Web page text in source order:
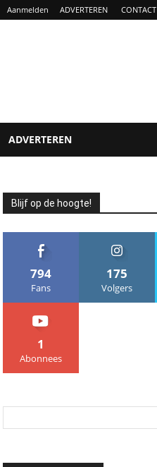
Aanmelden ADVERTEREN CONTACT
ADVERTEREN
Blijf op de hoogte!
794
Fans
175
Volgers
1
Abonnees